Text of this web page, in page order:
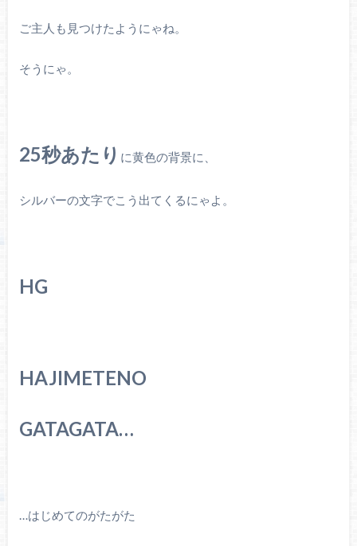
ご主人も見つけたようにゃね。
そうにゃ。
25秒あたり に黄色の背景に、
シルバーの文字でこう出てくるにゃよ。
HG
HAJIMETENO
GATAGATA…
…はじめてのがたがた